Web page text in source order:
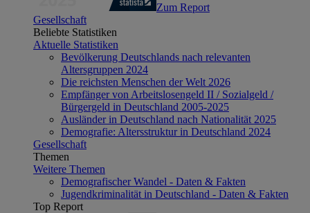
Zum Report
Gesellschaft
Beliebte Statistiken
Aktuelle Statistiken
Bevölkerung Deutschlands nach relevanten
Altersgruppen 2024
Die reichsten Menschen der Welt 2026
Empfänger von Arbeitslosengeld II / Sozialgeld /
Bürgergeld in Deutschland 2005-2025
Ausländer in Deutschland nach Nationalität 2025
Demografie: Altersstruktur in Deutschland 2024
Gesellschaft
Themen
Weitere Themen
Demografischer Wandel - Daten & Fakten
Jugendkriminalität in Deutschland - Daten & Fakten
Top Report